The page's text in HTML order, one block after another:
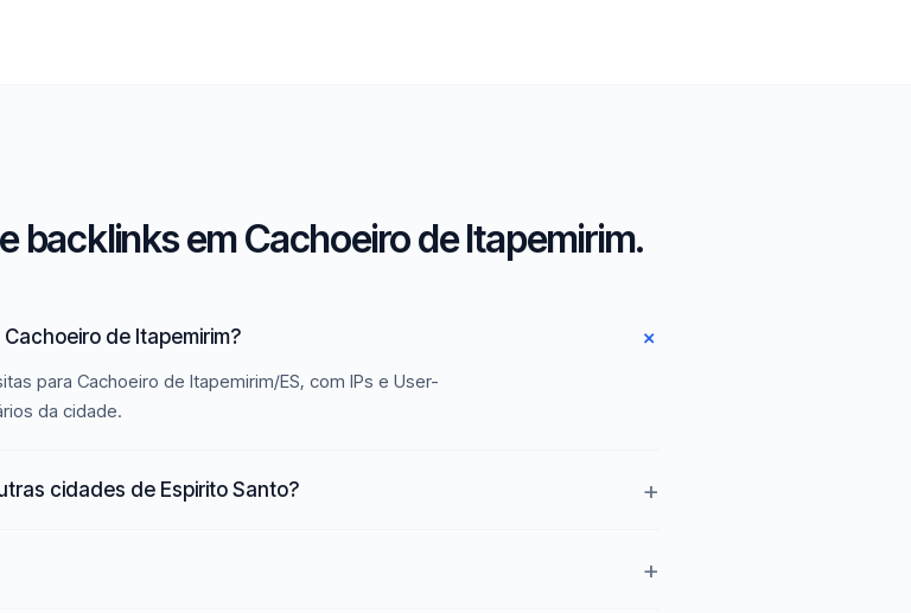
backlinks em Cachoeiro de Itapemirim.
de Itapemirim?
para Cachoeiro de Itapemirim/ES, com IPs e User-
da cidade.
cidades de Espirito Santo?